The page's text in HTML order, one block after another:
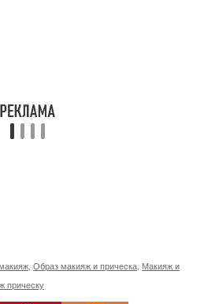
, Образ макияж и прическа, Макияж и
прическу